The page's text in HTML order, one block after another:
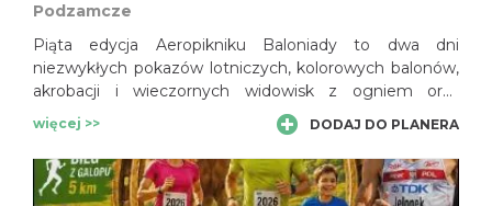
Podzamcze
Piąta edycja Aeropikniku Baloniady to dwa dni
niezwykłych pokazów lotniczych, kolorowych balonów,
akrobacji i wieczornych widowisk z ogniem oraz
pirotechniką. To wydarzenie, które zachwyci zarówno
miłośników lotnictwa, jak i całe rodziny szukające
niezapomnianych atrakcji.
więcej >> DODAJ DO PLANERA